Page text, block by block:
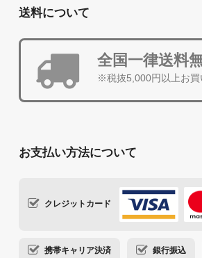
送料について
全国一律送料
※税抜5,000円以上お買
お支払い方法について
クレジットカード
携帯キャリア決済 銀行振込